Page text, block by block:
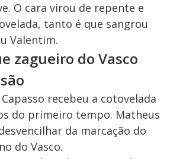
O cara virou de repente e
tanto é que sangrou
Valentim.
zagueiro do Vasco
recebeu a cotovelada
do primeiro tempo. Matheus
da marcação do
do Vasco.